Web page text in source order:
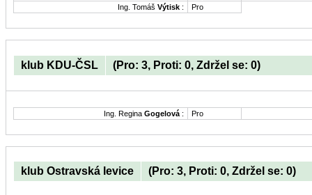
Ing. Tomáš Výtisk : Pro
klub KDU-ČSL (Pro: 3, Proti: 0, Zdržel se: 0)
Ing. Regina Gogelová : Pro
klub Ostravská levice (Pro: 3, Proti: 0, Zdržel se: 0)